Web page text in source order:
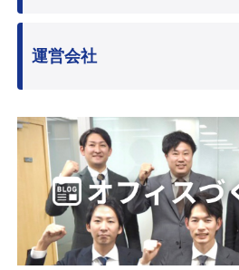
運営会社